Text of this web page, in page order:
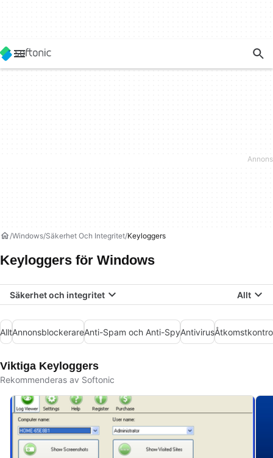
Windows Säkerhet Och Integritet Keyloggers
Keyloggers för Windows
Säkerhet och integritet Allt
AlltAnnonsblockerareAnti-Spam och Anti-SpyAntivirus
Viktiga Keyloggers
Rekommenderas av Softonic